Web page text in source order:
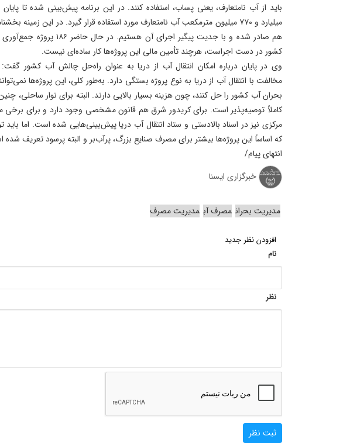
باید از آب نامتعارف، یعنی پساب، استفاده کنند. در این برنامه پیش‌بینی شده تا پایان
میلیارد و ۷۷۰ میلیون مترمکعب آب نامتعارف مورد استفاده قرار گیرد. در این زمینه
هم صادر شده و با جدیت پیگیر اجرای آن هستیم. در
کشور در دست اجراست، هرچند تأمین مالی این پروژه‌ها کار ساده‌ای نیست.
وی در پایان درباره امکان انتقال آب از دریا به عنوان راه‌حل چالش آب کشور
مخالفت با انتقال آب از دریا به نوع پروژه بستگی دارد. به‌طور کلی، این پروژه‌ها
بحران آب کشور را حل کنند، چون هزینه بسیار بالایی دارند. البته برای نوار ساحلی،
کاملاً توصیه‌پذیر است. برای کریدور شرق هم قانون مشخصی وجود دارد و برای برخی
مرکزی نیز در اسناد بالادستی و ستاد انتقال آب دریا پیش‌بینی‌هایی شده است. اما
که اساساً این پروژه‌ها بیشتر برای مصرف صنایع بزرگ، پرآب‌بر و البته پرسود تعریف
انتهای پیام/
خبرگزاری ایسنا
مدیریت بحران مصرف آب مدیریت مصرف
افزودن نظر جدید
نام
نظر
ثبت نظر